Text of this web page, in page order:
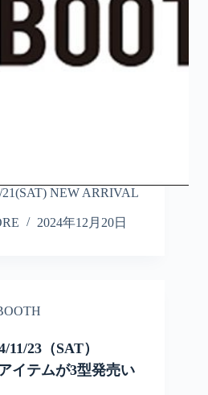
NEW ARRIVAL
2024年12月20日
23（SAT）
イテムが3型発売い